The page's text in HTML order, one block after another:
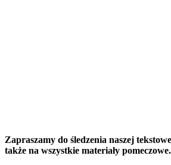
Zapraszamy do śledzenia naszej
także na wszystkie materiały pomeczowe.